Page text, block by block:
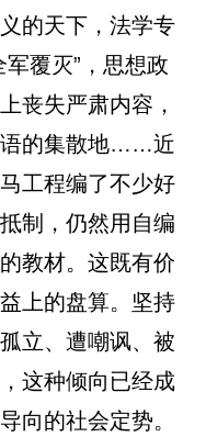
的天下，法学专
覆灭”，思想政
丧失严肃内容，
语的集散地……近
工程编了不少好
制，仍然用自编
教材。这既有价
上的盘算。坚持
立、遭嘲讽、被
这种倾向已经成
向的社会定势。